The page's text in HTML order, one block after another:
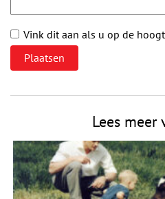
Vink dit aan als u op de
Lees meer